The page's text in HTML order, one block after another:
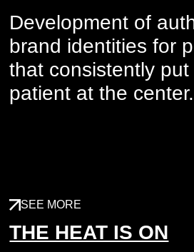
Development of
brand identities for
that consistently put
patient at the center.
THE HEAT IS ON
SEE MORE